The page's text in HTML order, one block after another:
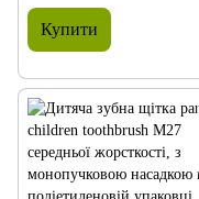
поліетиленовій упаковці,
блакитна
Купити